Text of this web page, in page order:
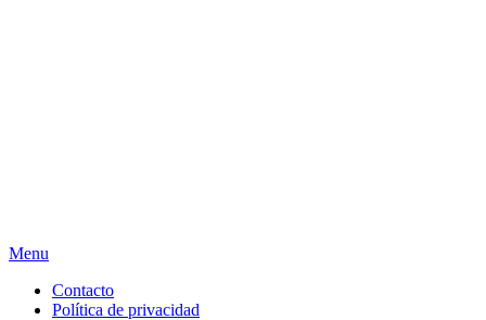
Skip
content
Menu
Contacto
Política de privacidad